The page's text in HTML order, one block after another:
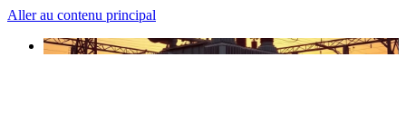
Aller au contenu principal